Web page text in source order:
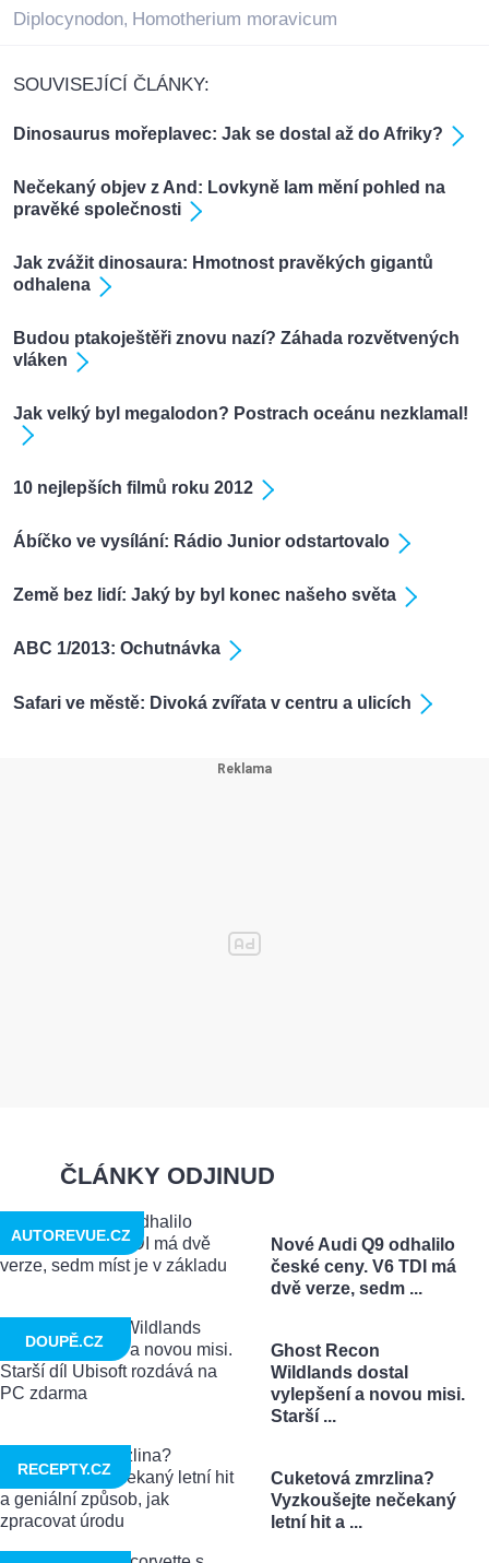
Diplocynodon, Homotherium moravicum
SOUVISEJÍCÍ ČLÁNKY:
Dinosaurus mořeplavec: Jak se dostal až do Afriky?
Nečekaný objev z And: Lovkyně lam mění pohled na
pravěké společnosti
Jak zvážit dinosaura: Hmotnost pravěkých gigantů
odhalena
Budou ptakoještěři znovu nazí? Záhada rozvětvených
vláken
Jak velký byl megalodon? Postrach oceánu nezklamal!
10 nejlepších filmů roku 2012
Ábíčko ve vysílání: Rádio Junior odstartovalo
Země bez lidí: Jaký by byl konec našeho světa
ABC 1/2013: Ochutnávka
Safari ve městě: Divoká zvířata v centru a ulicích
ČLÁNKY ODJINUD
Nové Audi Q9 odhalilo
české ceny. V6 TDI má
dvě verze, sedm ...
AUTOREVUE.CZ
Ghost Recon
Wildlands dostal
vylepšení a novou misi.
Starší ...
DOUPĚ.CZ
Cuketová zmrzlina?
Vyzkoušejte nečekaný
letní hit a ...
RECEPTY.CZ